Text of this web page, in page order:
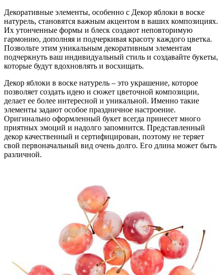
Декоративные элементы, особенно с Декор яблоки в воске
натурель, становятся важным акцентом в ваших композициях.
Их утонченные формы и блеск создают неповторимую
гармонию, дополняя и подчеркивая красоту каждого цветка.
Позвольте этим уникальным декоративным элементам
подчеркнуть ваш индивидуальный стиль и создавайте букеты,
которые будут вдохновлять и восхищать.
Декор яблоки в воске натурель – это украшение, которое
позволяет создать идею и сюжет цветочной композиции,
делает ее более интересной и уникальной. Именно такие
элементы задают особое праздничное настроение.
Оригинально оформленный букет всегда принесет много
приятных эмоций и надолго запомнится. Представленный
декор качественный и сертифицирован, поэтому не теряет
свой первоначальный вид очень долго. Его длина может быть
различной.